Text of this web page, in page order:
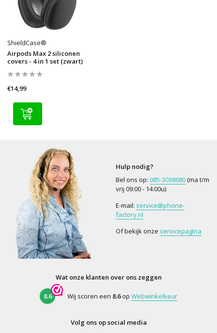
ShieldCase®
Airpods Max 2 siliconen
covers - 4 in 1 set (zwart)
€14,99
Hulp nodig?
Bel ons op: 085-3038680(ma t/m
vrij 09:00 - 14:00u)
E-mail: service@phone-
factory.nl
Of bekijk onze servicepagina
Wat onze klanten over ons zeggen
8.6 Wij scoren een 8.6op Webwinkelkeur
Volg ons op social media